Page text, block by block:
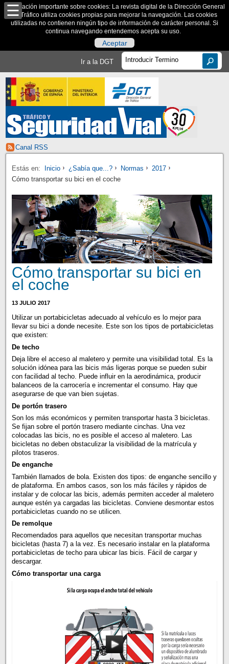
Información importante sobre cookies: La revista digital de la Dirección General
de Tráfico utiliza cookies propias para mejorar la navegación. Las cookies
utilizadas no contienen ningún tipo de información de carácter personal. Si
continua navegando entendemos acepta su uso.
Aceptar
Ir a la DGT
Canal RSS
Estás en: Inicio ¿Sabía que...? Normas
2017
Cómo transportar su bici en el coche
Cómo transportar su bici en
el coche
13 JULIO 2017
Utilizar un portabicicletas adecuado al vehículo es lo mejor para
llevar su bici a donde necesite. Este son los tipos de portabicicletas
que existen:
De techo
Deja libre el acceso al maletero y permite una visibilidad total. Es la
solución idónea para las bicis más ligeras porque se pueden subir
con facilidad al techo. Puede influir en la aerodinámica, producir
balanceos de la carrocería e incrementar el consumo. Hay que
asegurarse de que van bien sujetas.
De portón trasero
Son los más económicos y permiten transportar hasta 3 bicicletas.
Se fijan sobre el portón trasero mediante cinchas. Una vez
colocadas las bicis, no es posible el acceso al maletero. Las
bicicletas no deben obstaculizar la visibilidad de la matrícula y
pilotos traseros.
De enganche
También llamados de bola. Existen dos tipos: de enganche sencillo y
de plataforma. En ambos casos, son los más fáciles y rápidos de
instalar y de colocar las bicis, además permiten acceder al maletero
aunque estén ya cargadas las bicicletas. Conviene desmontar estos
portabicicletas cuando no se utilicen.
De remolque
Recomendados para aquellos que necesitan transportar muchas
bicicletas (hasta 7) a la vez. Es necesario instalar en la plataforma
portabicicletas de techo para ubicar las bicis. Fácil de cargar y
descargar.
Cómo transportar una carga